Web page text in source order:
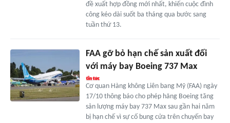
đề xuất hợp đồng mới nhất, khiến cuộc đình
công kéo dài suốt ba tháng qua bước sang
tuần thứ 13.
FAA gỡ bỏ hạn chế sản xuất đối
với máy bay Boeing 737 Max
Cơ quan Hàng không Liên bang Mỹ (FAA) ngày
17/10 thông báo cho phép hãng Boeing tăng
sản lượng máy bay 737 Max sau gần hai năm
bị hạn chế vì sự cố bung cửa trên chuyến bay